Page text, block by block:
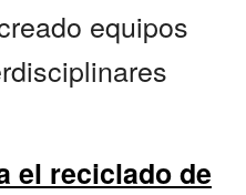
equipos
el reciclado de